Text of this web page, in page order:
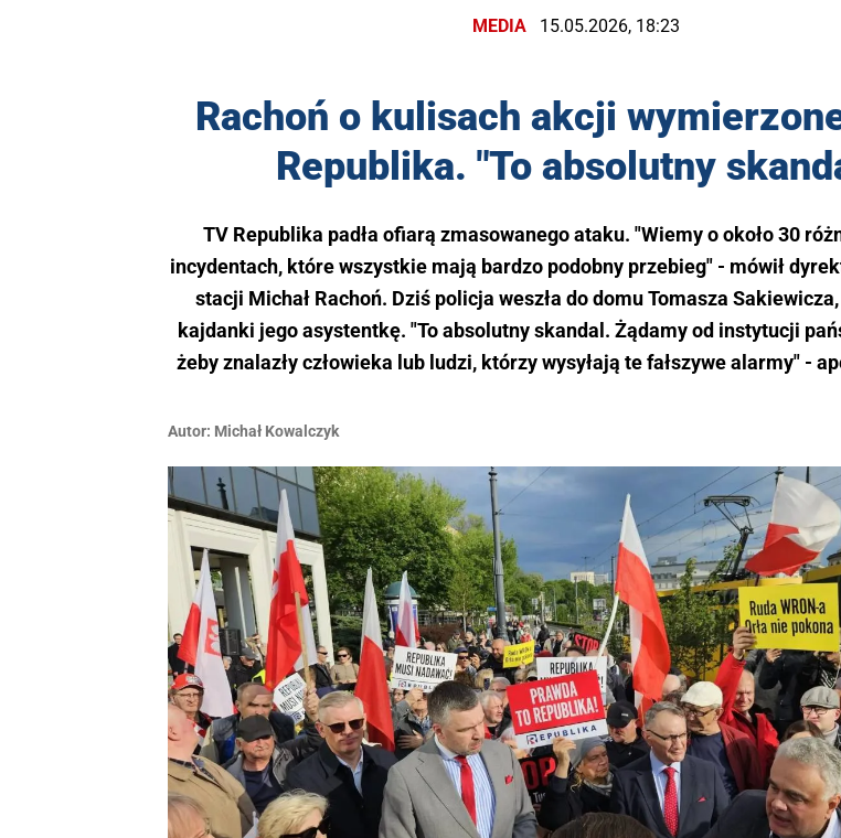
MEDIA 15.05.2026, 18:23
Rachoń o kulisach akcji
Republika. "To absolutny
TV Republika padła ofiarą zmasowanego ataku. "Wiemy o około 30
incydentach, które wszystkie mają bardzo podobny przebieg" - mówił
stacji Michał Rachoń. Dziś policja weszła do domu Tomasza
kajdanki jego asystentkę. "To absolutny skandal. Żądamy od instytucji
żeby znalazły człowieka lub ludzi, którzy wysyłają te fałszywe alarmy" -
Autor: Michał Kowalczyk